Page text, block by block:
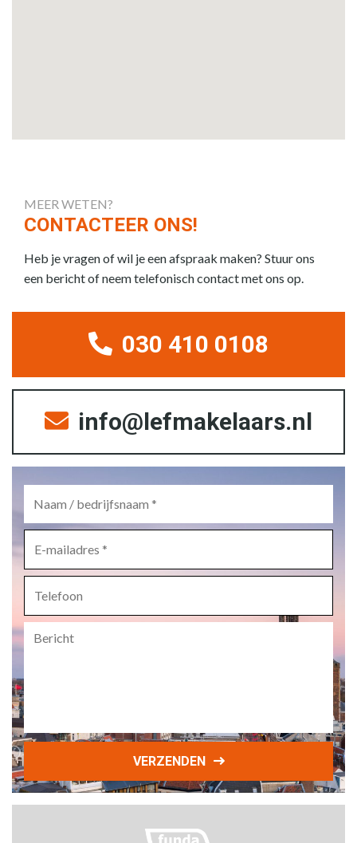
MEER WETEN?
CONTACTEER ONS!
Heb je vragen of wil je een afspraak maken? Stuur ons
een bericht of neem telefonisch contact met ons op.
030 410 0108
info@lefmakelaars.nl
mailadres *
VERZENDEN